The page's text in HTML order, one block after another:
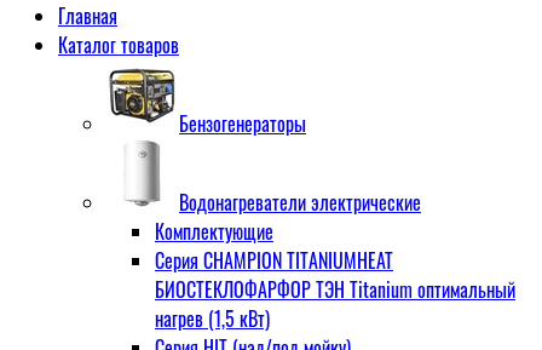
Главная
Каталог товаров
Бензогенераторы
Водонагреватели электрические
Комплектующие
Серия CHAMPION TITANIUMHEAT
БИОСТЕКЛОФАРФОР ТЭН Titanium оптимальный
нагрев (1,5 кВт)